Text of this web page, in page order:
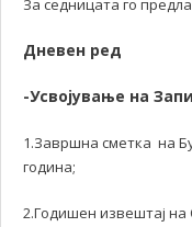
За седницата го
Дневен ред
-Усвојување на
1.Завршна сметка на
година;
2.Годишен извештај